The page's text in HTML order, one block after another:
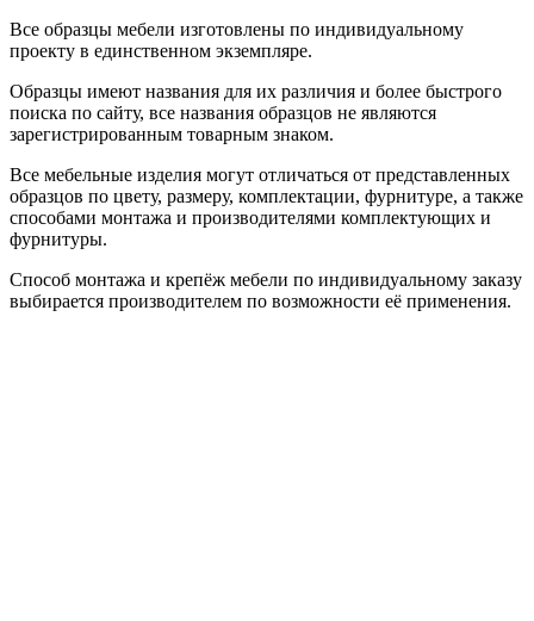
Все образцы мебели изготовлены по индивидуальному
проекту в единственном экземпляре.
Образцы имеют названия для их различия и более быстрого
поиска по сайту, все названия образцов не являются
зарегистрированным товарным знаком.
Все мебельные изделия могут отличаться от представленных
образцов по цвету, размеру, комплектации, фурнитуре, а также
способами монтажа и производителями комплектующих и
фурнитуры.
Способ монтажа и крепёж мебели по индивидуальному заказу
выбирается производителем по возможности её применения.